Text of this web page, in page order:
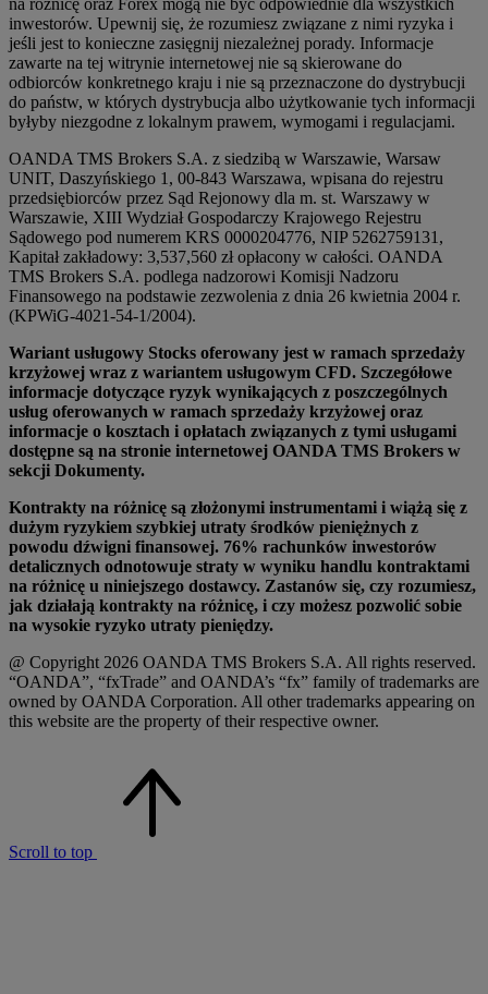
na różnicę oraz Forex mogą nie być odpowiednie dla wszystkich
inwestorów. Upewnij się, że rozumiesz związane z nimi ryzyka i
jeśli jest to konieczne zasięgnij niezależnej porady. Informacje
zawarte na tej witrynie internetowej nie są skierowane do
odbiorców konkretnego kraju i nie są przeznaczone do dystrybucji
do państw, w których dystrybucja albo użytkowanie tych informacji
byłyby niezgodne z lokalnym prawem, wymogami i regulacjami.
OANDA TMS Brokers S.A. z siedzibą w Warszawie, Warsaw
UNIT, Daszyńskiego 1, 00-843 Warszawa, wpisana do rejestru
przedsiębiorców przez Sąd Rejonowy dla m. st. Warszawy w
Warszawie, XIII Wydział Gospodarczy Krajowego Rejestru
Sądowego pod numerem KRS 0000204776, NIP 5262759131,
Kapitał zakładowy: 3,537,560 zł opłacony w całości. OANDA
TMS Brokers S.A. podlega nadzorowi Komisji Nadzoru
Finansowego na podstawie zezwolenia z dnia 26 kwietnia 2004 r.
(KPWiG-4021-54-1/2004).
Wariant usługowy Stocks oferowany jest w ramach sprzedaży
krzyżowej wraz z wariantem usługowym CFD. Szczegółowe
informacje dotyczące ryzyk wynikających z poszczególnych
usług oferowanych w ramach sprzedaży krzyżowej oraz
informacje o kosztach i opłatach związanych z tymi usługami
dostępne są na stronie internetowej OANDA TMS Brokers w
sekcji Dokumenty.
Kontrakty na różnicę są złożonymi instrumentami i wiążą się z
dużym ryzykiem szybkiej utraty środków pieniężnych z
powodu dźwigni finansowej. 76% rachunków inwestorów
detalicznych odnotowuje straty w wyniku handlu kontraktami
na różnicę u niniejszego dostawcy. Zastanów się, czy rozumiesz,
jak działają kontrakty na różnicę, i czy możesz pozwolić sobie
na wysokie ryzyko utraty pieniędzy.
@ Copyright 2026 OANDA TMS Brokers S.A. All rights reserved.
“OANDA”, “fxTrade” and OANDA’s “fx” family of trademarks are
owned by OANDA Corporation. All other trademarks appearing on
this website are the property of their respective owner.
Scroll to top